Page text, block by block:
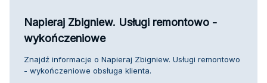
Napieraj Zbigniew. Usługi remontowo -
wykończeniowe
Znajdź informacje o Napieraj Zbigniew. Usługi remontowo
- wykończeniowe obsługa klienta.